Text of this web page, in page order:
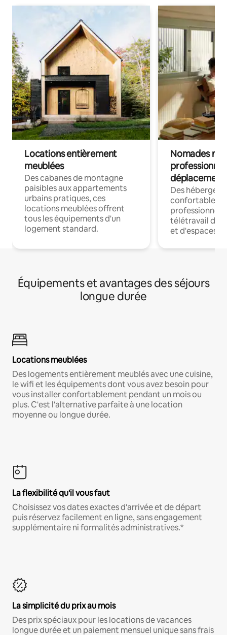
Locations entièrement
meublées
Des cabanes de montagne
paisibles aux appartements
urbains pratiques, ces
locations meublées offrent
tous les équipements d'un
logement standard.
Nomades
déplacement
Des
confortables
professionnels
télétravail
et d'espaces
Équipements et avantages des séjours
longue durée
Locations meublées
Des logements entièrement meublés avec une cuisine,
le wifi et les équipements dont vous avez besoin pour
vous installer confortablement pendant un mois ou
plus. C'est l'alternative parfaite à une location
moyenne ou longue durée.
La flexibilité qu'il vous faut
Choisissez vos dates exactes d'arrivée et de départ
puis réservez facilement en ligne, sans engagement
supplémentaire ni formalités administratives.*
La simplicité du prix au mois
Des prix spéciaux pour les locations de vacances
longue durée et un paiement mensuel unique sans frais